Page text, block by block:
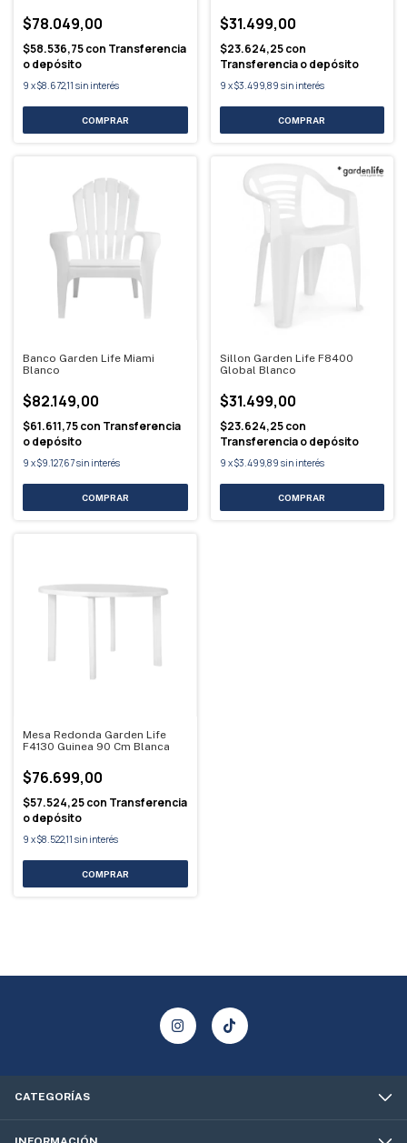
$78.049,00
$58.536,75con Transferencia
o depósito
9 x$8.672,11 sin interés
$31.499,00
$23.624,25con
Transferencia o depósito
9 x$3.499,89 sin interés
Banco Garden Life Miami
Blanco
$82.149,00
$61.611,75con Transferencia
o depósito
9 x$9.127,67sin interés
Sillon Garden Life F8400
Global Blanco
$31.499,00
$23.624,25con
Transferencia o depósito
9 x$3.499,89 sin interés
Mesa Redonda Garden Life
F4130 Guinea 90 Cm Blanca
$76.699,00
$57.524,25con Transferencia
o depósito
9 x$8.522,11 sin interés
CATEGORÍAS